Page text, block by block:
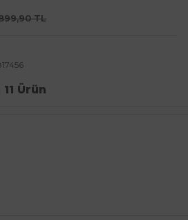
TL
11 Ürün